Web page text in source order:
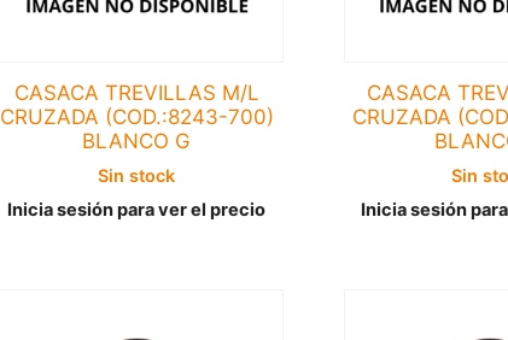
CASACA TREVILLAS M/L
CRUZADA (COD.:8243-700)
BLANCO G
Sin stock
Inicia sesión para ver el precio
CASACA
CRUZADA
Sin
Inicia sesión